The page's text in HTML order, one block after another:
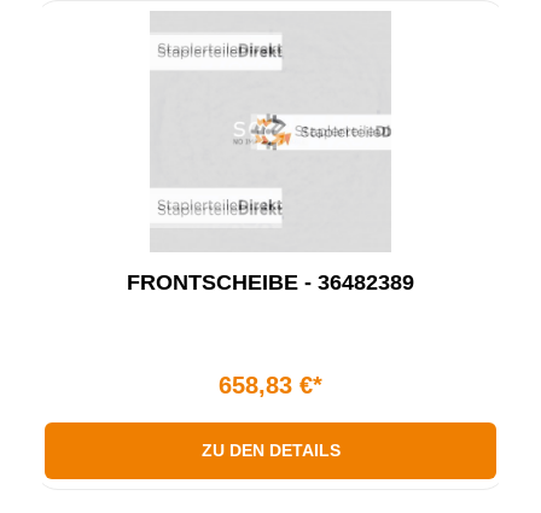
FRONTSCHEIBE - 36482389
658,83 €*
ZU DEN DETAILS